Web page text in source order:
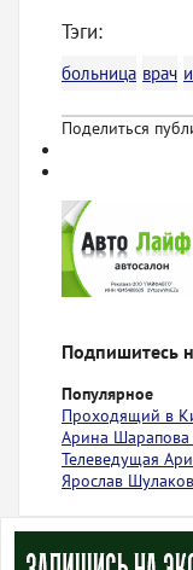
Тэги:
больница врач
Поделиться
Подпишитесь
Популярное
Проходящий в
Арина Шарапова
Телеведущая
Ярослав